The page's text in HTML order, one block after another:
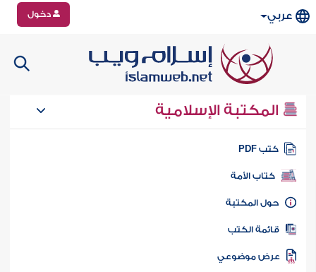
عربي دخول
المكتبة الإسلامية
كتب PDF
كتاب الأمة
المكتبة
الكتب